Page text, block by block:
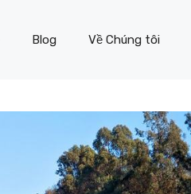
Blog Về Chúng tôi